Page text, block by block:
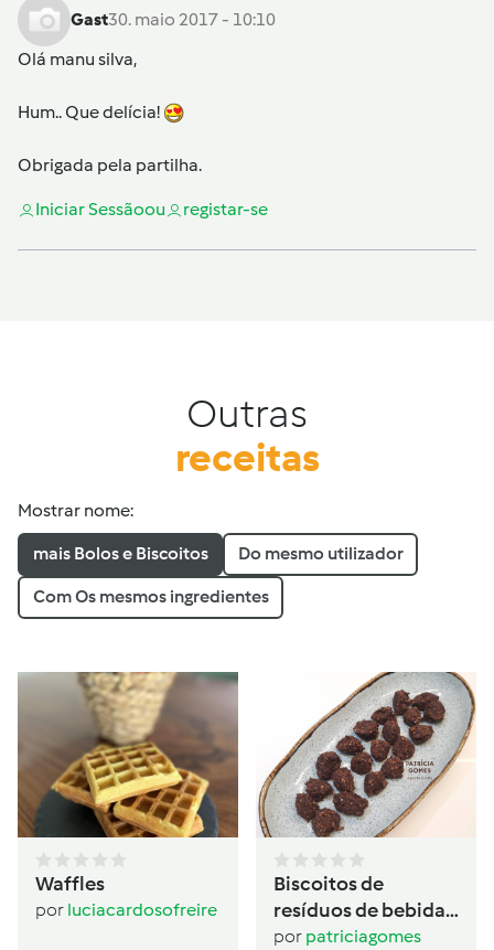
Gast30. maio 2017 - 10:10
Olá manu silva,
Hum.. Que delícia!
Obrigada pela partilha.
Iniciar Sessãoou registar-se
Outras
receitas
Mostrar nome:
mais Bolos e Biscoitos Do mesmo utilizador
Com Os mesmos ingredientes
Waffles
por luciacardosofreire
Biscoitos de
resíduos de bebida
de aveia
por patriciagomes